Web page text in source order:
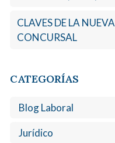
CLAVES DE LA
CONCURSAL
CATEGORÍAS
Blog Laboral
Jurídico